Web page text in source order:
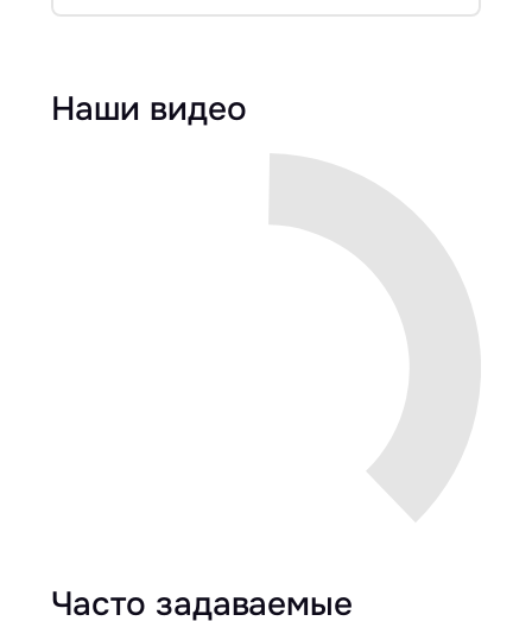
Наши видео
Часто задаваемые